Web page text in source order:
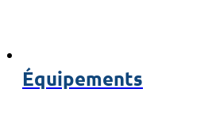
Équipements